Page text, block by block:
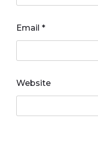
Email *
Website